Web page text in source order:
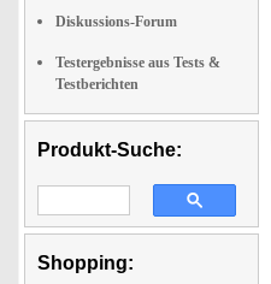
Diskussions-Forum
Testergebnisse aus Tests &
Testberichten
Produkt-Suche:
Shopping: